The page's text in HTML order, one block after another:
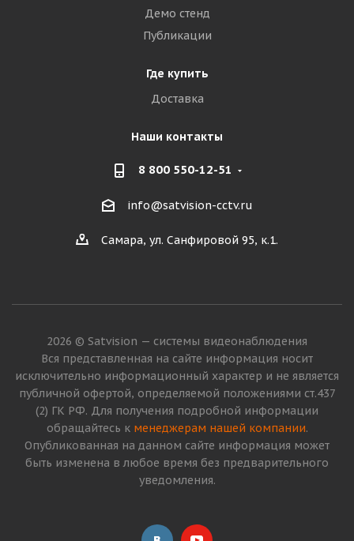
Демо стенд
Публикации
Где купить
Доставка
Наши контакты
8 800 550-12-51
info@satvision-cctv.ru
Самара, ул. Санфировой 95, к.1.
2026 © Satvision — системы видеонаблюдения
Вся представленная на сайте информация носит
исключительно информационный характер и не является
публичной офертой, определяемой положениями ст.437
(2) ГК РФ. Для получения подробной информации
обращайтесь к менеджерам нашей компании.
Опубликованная на данном сайте информация может
быть изменена в любое время без предварительного
уведомления.